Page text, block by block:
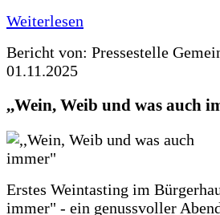
Weiterlesen
Bericht von: Pressestelle
01.11.2025
,,Wein, Weib und was auch
Erstes Weintasting im
immer" - ein genussvoller